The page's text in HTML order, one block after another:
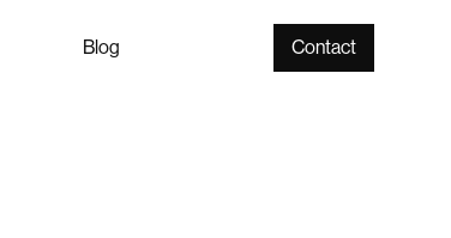
Blog Contact